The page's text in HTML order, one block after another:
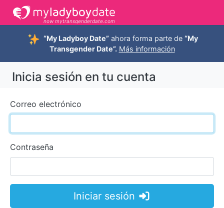
now mytransgenderdate.com
“My Ladyboy Date” ahora forma parte de “My
Transgender Date”. Más información
Inicia sesión en tu cuenta
Correo electrónico
Contraseña
Iniciar sesión